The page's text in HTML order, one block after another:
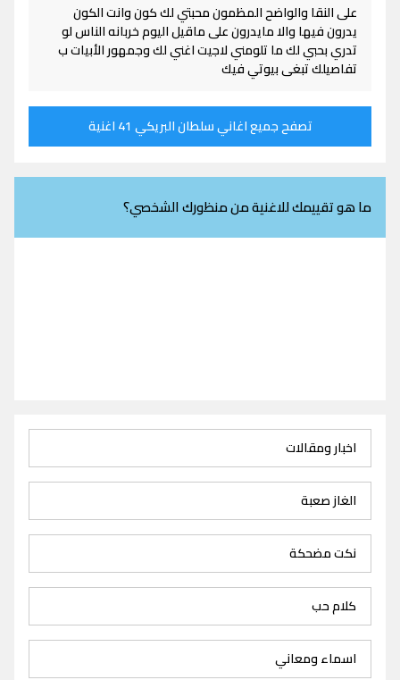
على النقا والواضح المظمون محبتي لك كون وانت الكون
يدرون فيها والا مايدرون على ماقيل اليوم خربانه الناس لو
تدري بحبي لك ما تلومني لاجيت اغني لك وجمهور الأبيات ب
تفاصيلك تبغى بيوتي فيك
تصفح جميع اغاني سلطان البريكي 41 اغنية
ما هو تقييمك للاغنية من منظورك الشخصي؟
اخبار ومقالات
الغاز صعبة
نكت مضحكة
كلام حب
اسماء ومعاني